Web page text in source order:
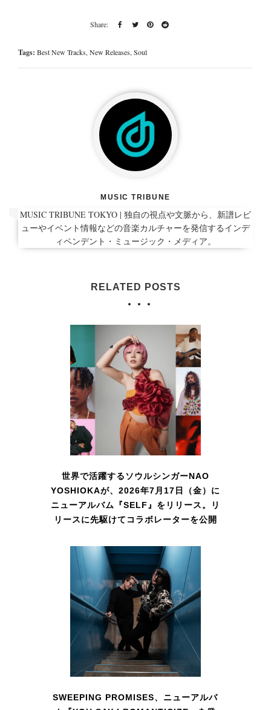
Tags: Best New Tracks,New Releases,Soul
MUSIC TRIBUNE
MUSIC TRIBUNE TOKYO | 独自の視点や文脈から、新譜レビ
ューやイベント情報などの音楽カルチャーを発信するインデ
ィペンデント・ミュージック・メディア。
RELATED POSTS
世界で活躍するソウルシンガーNAO
YOSHIOKAが、2026年7月17日（金）に
ニューアルバム『SELF』をリリース。リ
リースに先駆けてコラボレーターを公開
SWEEPING PROMISES、ニューアルバ